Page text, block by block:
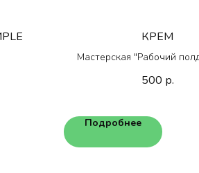
КРЕМ
Мастерская "Рабочий
500 р.
Подробнее